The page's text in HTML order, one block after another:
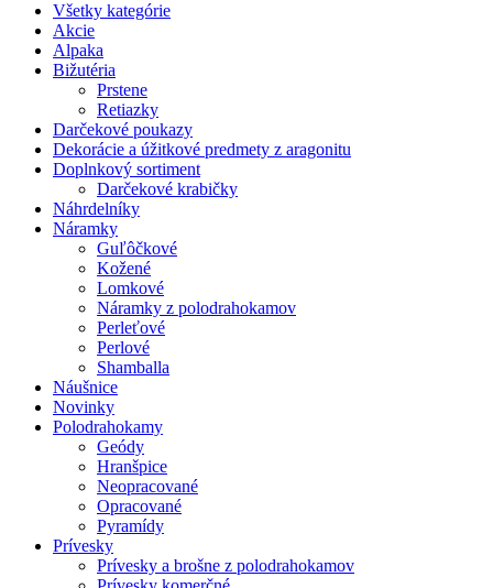
Všetky kategórie
Akcie
Alpaka
Bižutéria
Prstene
Retiazky
Darčekové poukazy
Dekorácie a úžitkové predmety z aragonitu
Doplnkový sortiment
Darčekové krabičky
Náhrdelníky
Náramky
Guľôčkové
Kožené
Lomkové
Náramky z polodrahokamov
Perleťové
Perlové
Shamballa
Náušnice
Novinky
Polodrahokamy
Geódy
Hranšpice
Neopracované
Opracované
Pyramídy
Prívesky
Prívesky a brošne z polodrahokamov